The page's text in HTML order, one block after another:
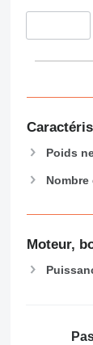
Poids
Nombre
Moteur,